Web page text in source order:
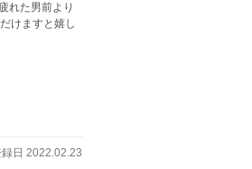
日 2022.02.23